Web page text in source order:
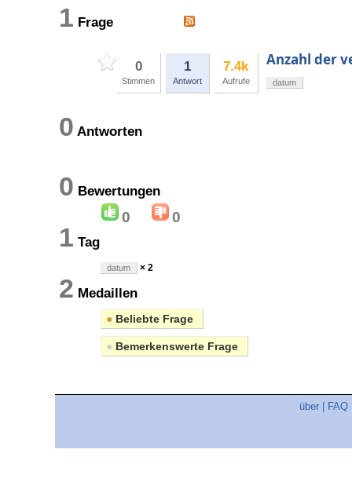
1 Frage
0
Stimmen
1
Antwort
7.4k
Aufrufe
Anzahl der
datum
0 Antworten
0 Bewertungen
0 0
1 Tag
datum × 2
2 Medaillen
● Beliebte Frage
● Bemerkenswerte Frage
über FAQ